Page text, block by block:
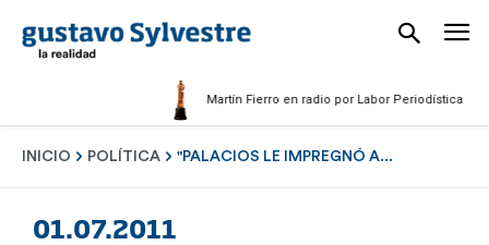
Martín Fierro en radio por Labor Periodística
INICIO POLÍTICA "PALACIOS LE IMPREGNÓ A...
01.07.2011